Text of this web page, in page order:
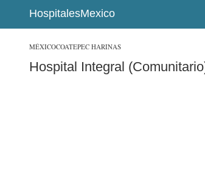
HospitalesMexico
MÉXICOCOATEPEC HARINAS
Hospital Integral